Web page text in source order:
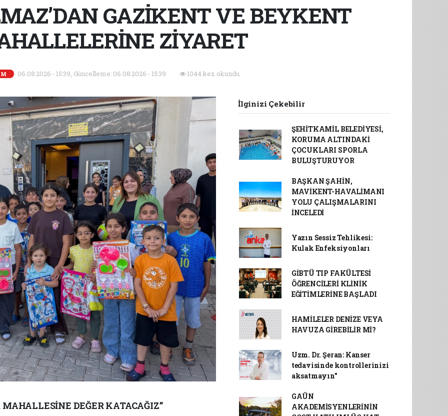
GAZİKENT VE BEYKENT
ZİYARET
06.08.2026 - 15:39, Güncelleme: 06.08.2026 - 15:39 1044 kez okundu.
DEĞER KATACAĞIZ”
İlginizi Çekebilir
ŞEHİTKAMİL BELEDİYESİ,
KORUMA ALTINDAKİ
ÇOCUKLARI SPORLA
BULUŞTURUYOR
BAŞKAN ŞAHİN,
MAVİKENT-HAVALİMANI
YOLU ÇALIŞMALARINI
İNCELEDİ
Yazın Sessiz Tehlikesi:
Kulak Enfeksiyonları
GİBTÜ TIP FAKÜLTESİ
ÖĞRENCİLERİ KLİNİK
EĞİTİMLERİNE BAŞLADI
HAMİLELER DENİZE VEYA
HAVUZA GİREBİLİR Mİ?
Uzm. Dr. Şeran: Kanser
tedavisinde kontrollerinizi
aksatmayın"
GAÜN
AKADEMİSYENLERİNİN